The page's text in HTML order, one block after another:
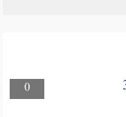
0